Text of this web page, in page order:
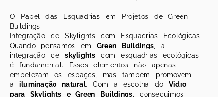
O Papel das Esquadrias em Projetos de Green
Buildings
Integração de Skylights com Esquadrias Ecológicas
Quando pensamos em Green Buildings, a
integração deskylightscom esquadrias ecológicas
é fundamental. Esses elementos não apenas
embelezam os espaços, mas também promovem
a iluminação natural. Com a escolha do Vidro
para Skylights e Green Buildings, conseguimos